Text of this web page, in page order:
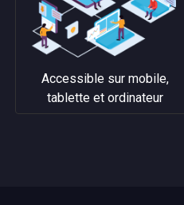
Accessible sur mobile,
tablette et ordinateur